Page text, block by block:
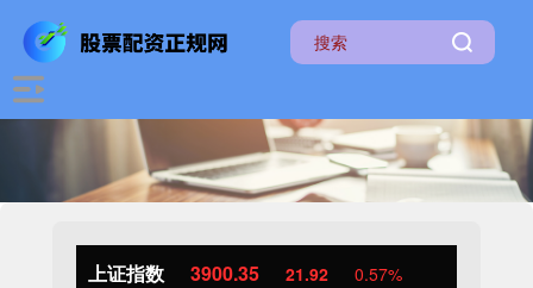
上证指数 3900.35 21.92 0.57%